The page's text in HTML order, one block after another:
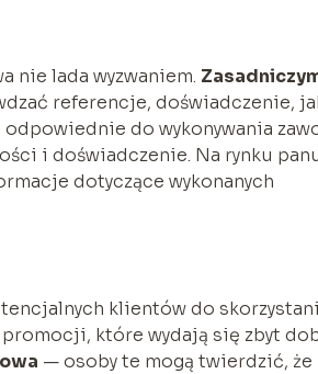
nie lada wyzwaniem.
referencje, doświadczenie,
do wykonywania
i doświadczenie. Na rynku
dotyczące wykonanych
klientów do
które wydają się zbyt
— osoby te mogą twierdzić, że